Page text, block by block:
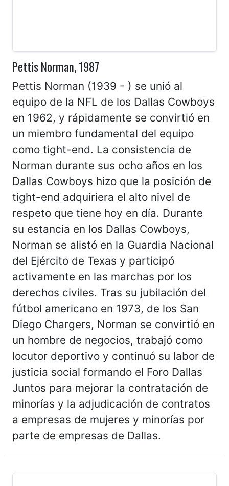
Pettis Norman, 1987
Pettis Norman (1939 - ) se unió al
equipo de la NFL de los Dallas Cowboys
en 1962, y rápidamente se convirtió en
un miembro fundamental del equipo
como tight-end. La consistencia de
Norman durante sus ocho años en los
Dallas Cowboys hizo que la posición de
tight-end adquiriera el alto nivel de
respeto que tiene hoy en día. Durante
su estancia en los Dallas Cowboys,
Norman se alistó en la Guardia Nacional
del Ejército de Texas y participó
activamente en las marchas por los
derechos civiles. Tras su jubilación del
fútbol americano en 1973, de los San
Diego Chargers, Norman se convirtió en
un hombre de negocios, trabajó como
locutor deportivo y continuó su labor de
justicia social formando el Foro Dallas
Juntos para mejorar la contratación de
minorías y la adjudicación de contratos
a empresas de mujeres y minorías por
parte de empresas de Dallas.